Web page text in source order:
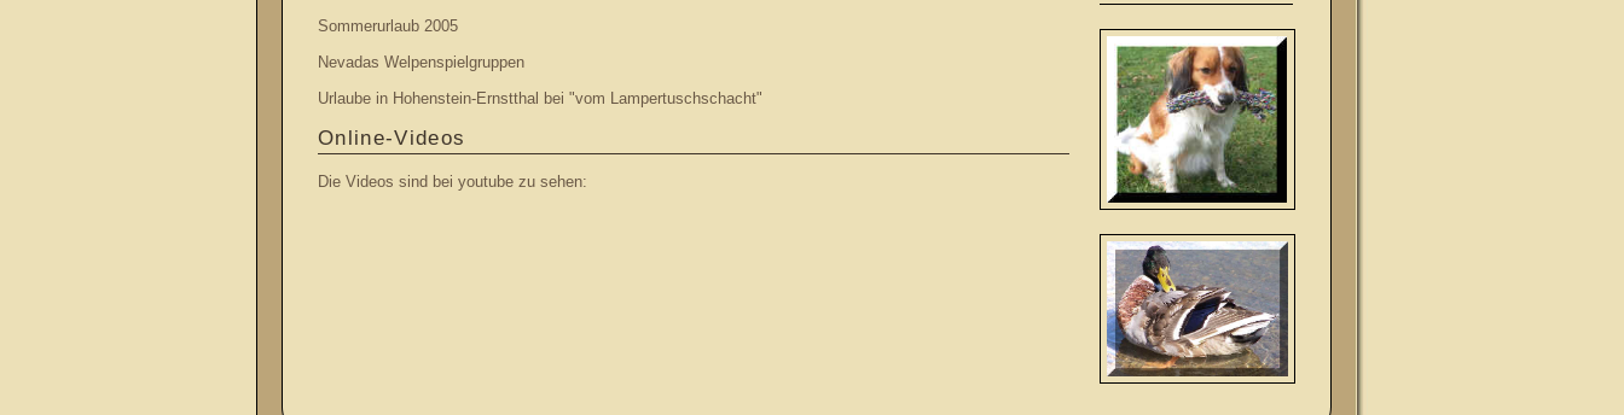
Sommerurlaub 2005
Nevadas Welpenspielgruppen
Urlaube in Hohenstein-Ernstthal bei "vom Lampertuschschacht"
Online-Videos
Die Videos sind bei youtube zu sehen: